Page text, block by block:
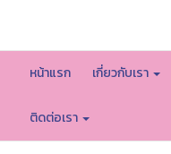
หน้าแรก เกี่ยวกับเรา
ติดต่อเรา